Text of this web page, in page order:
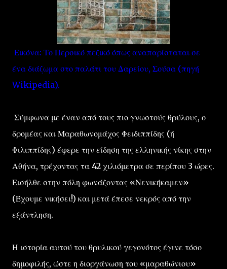
Εικόνα: Το Περσικό πεζικό όπως αναπαρίσταται σε
ένα διάζωμα στο παλάτι του Δαρείου, Σούσα (πηγή
Wikipedia).
Σύμφωνα με έναν από τους πιο γνωστούς θρύλους, ο
δρομέας και Μαραθωνομάχος Φειδιππίδης (ή
Φιλιππίδης) έφερε την είδηση της ελληνικής νίκης στην
Αθήνα, τρέχοντας τα 42 χιλιόμετρα σε περίπου 3 ώρες.
Εισήλθε στην πόλη φωνάζοντας «Νενικήκαμεν»
(Έχουμε νικήσει!) και μετά έπεσε νεκρός από την
εξάντληση.
Η ιστορία αυτού του θρυλικού γεγονότος έγινε τόσο
δημοφιλής, ώστε η διοργάνωση του «μαραθώνιου»